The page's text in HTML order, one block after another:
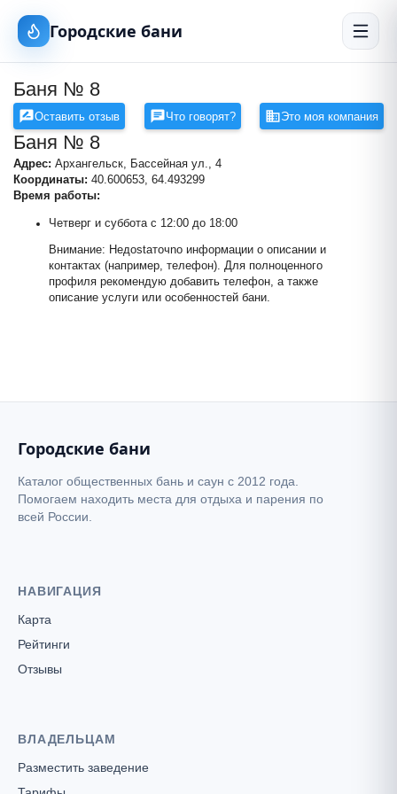
Городские бани
Баня № 8
Оставить отзыв Что говорят? Это моя компания
Баня № 8
Адрес: Архангельск, Бассейная ул., 4
Координаты: 40.600653, 64.493299
Время работы:
Четверг и суббота с 12:00 до 18:00
Внимание: Недostaточno информации о описании и
контактах (например, телефон). Для полноценного
профиля рекомендую добавить телефон, а также
описание услуги или особенностей бани.
Баня № 8
Городские бани
Каталог общественных бань и саун с 2012 года.
Помогаем находить места для отдыха и парения по
всей России.
НАВИГАЦИЯ
Карта
Рейтинги
Отзывы
ВЛАДЕЛЬЦАМ
Разместить заведение